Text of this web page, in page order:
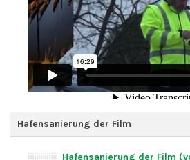
Hafensanierung der Film
Hafensanierung der Film